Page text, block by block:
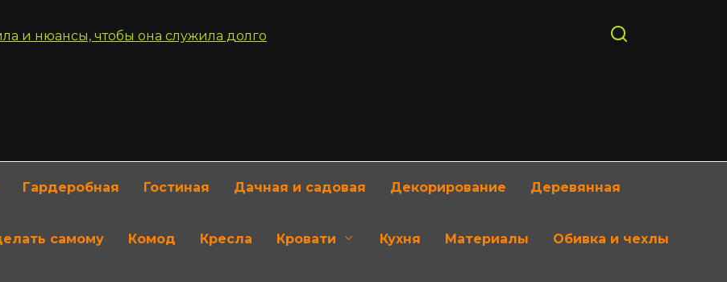
Гардеробная Гостиная Дачная и садовая Декорирование Деревянная
самому Комод Кресла Кровати Кухня Материалы Обивка и чехлы